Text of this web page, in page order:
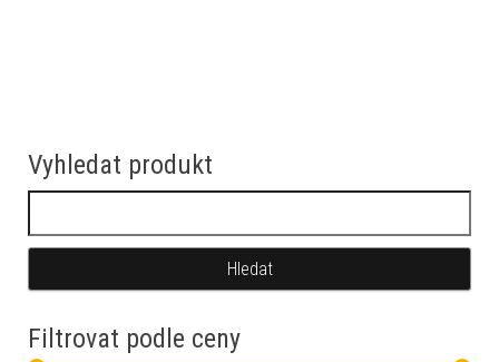
Vyhledat produkt
Filtrovat podle ceny